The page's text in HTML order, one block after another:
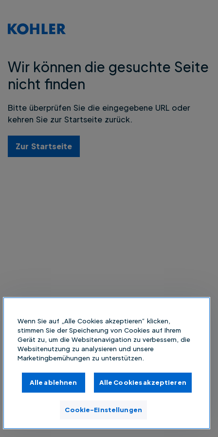
Wir können die gesuchte Seite
nicht finden
Bitte überprüfen Sie die eingegebene URL oder
kehren Sie zur Startseite zurück.
Zur Startseite
Wenn Sie auf „Alle Cookies akzeptieren“ klicken,
stimmen Sie der Speicherung von Cookies auf Ihrem
Gerät zu, um die Websitenavigation zu verbessern, die
Websitenutzung zu analysieren und unsere
Marketingbemühungen zu unterstützen.
Alle ablehnen Alle Cookies akzeptieren
Cookie-Einstellungen